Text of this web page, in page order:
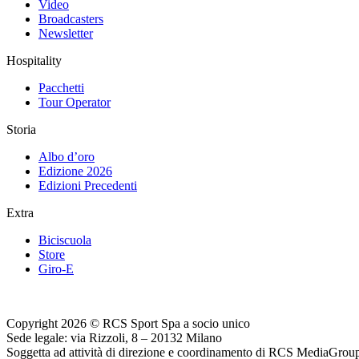
Video
Broadcasters
Newsletter
Hospitality
Pacchetti
Tour Operator
Storia
Albo d’oro
Edizione 2026
Edizioni Precedenti
Extra
Biciscuola
Store
Giro-E
Copyright 2026 © RCS Sport Spa a socio unico
Sede legale: via Rizzoli, 8 – 20132 Milano
Soggetta ad attività di direzione e coordinamento di RCS